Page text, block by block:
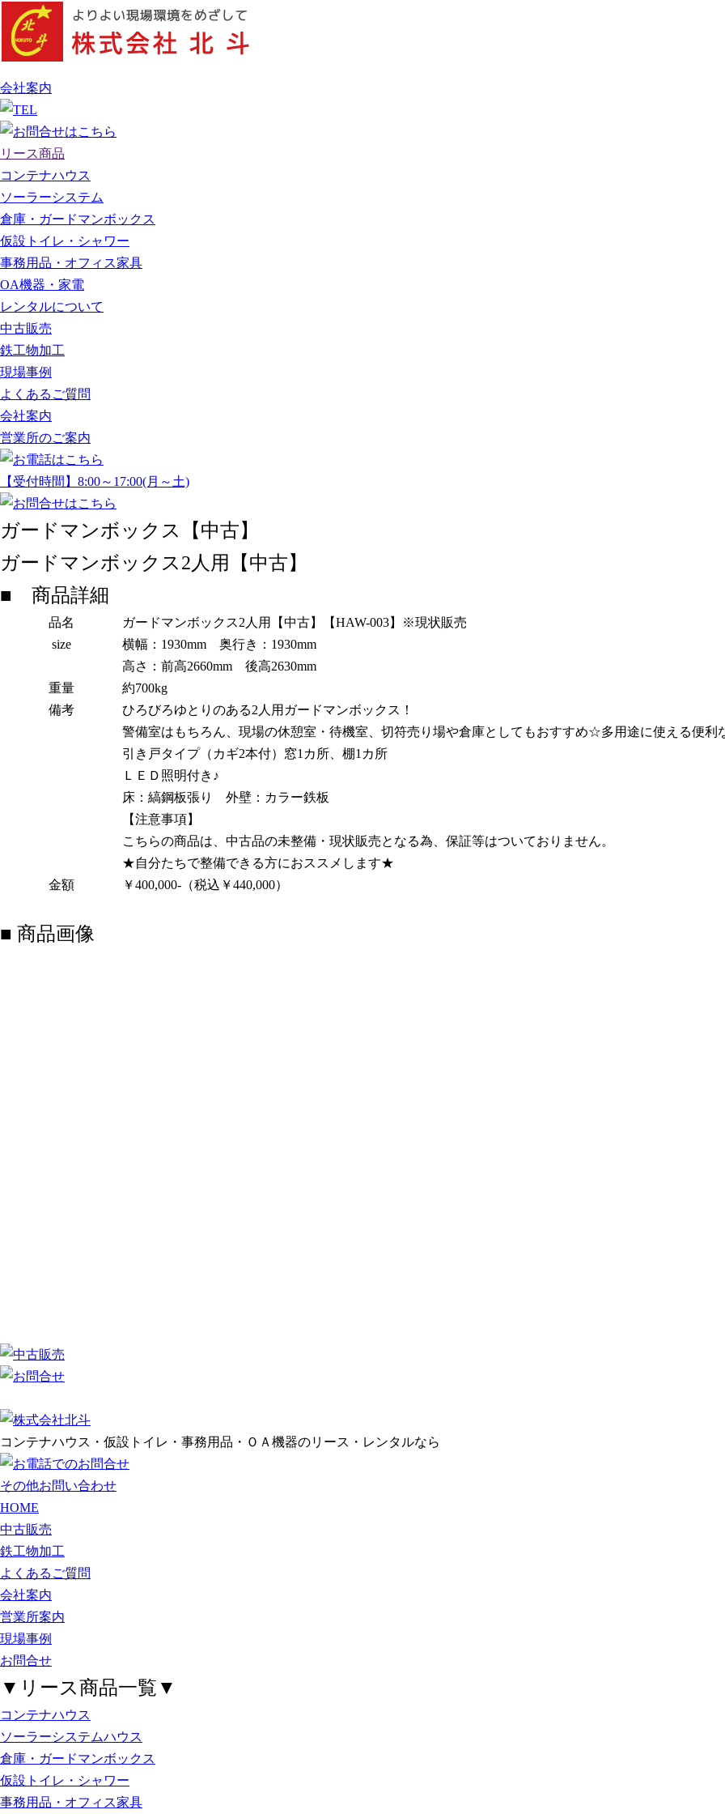
会社案内
リース商品
コンテナハウス
ソーラーシステム
倉庫・ガードマンボックス
仮設トイレ・シャワー
事務用品・オフィス家具
OA機器・家電
レンタルについて
中古販売
鉄工物加工
現場事例
よくあるご質問
会社案内
営業所のご案内
【受付時間】8:00～17:00(月～土)
ガードマンボックス【中古】
ガードマンボックス2人用【中古】
■ 商品詳細
品名 ガードマンボックス2人用【中古】【HAW-003】
※現状販売
size
横幅：1930mm 奥行き：1930mm
高さ：前高2660mm 後高2630mm
重量
約700kg
備考
ひろびろゆとりのある2人用ガードマンボックス！
警備室はもちろん、現場の休憩室・待機室、切符売り場や倉庫としてもおすすめ☆多用途に使える便利
引き戸タイプ（カギ2本付）窓1カ所、棚1カ所
ＬＥＤ照明付き♪
床：縞鋼板張り 外壁：カラー鉄板
【注意事項】
こちらの商品は、中古品の未整備・現状販売となる為、保証等はついておりません。
★自分たちで整備できる方におススメします★
金額
￥400,000-（税込￥440,000）
■ 商品画像
コンテナハウス・仮設トイレ・事務用品・ＯＡ機器のリース・レンタルなら
その他お問い合わせ
HOME
中古販売
鉄工物加工
よくあるご質問
会社案内
営業所案内
現場事例
お問合せ
▼リース商品一覧▼
コンテナハウス
ソーラーシステムハウス
倉庫・ガードマンボックス
仮設トイレ・シャワー
事務用品・オフィス家具